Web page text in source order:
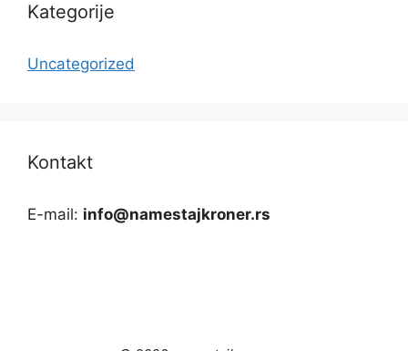
Kategorije
Uncategorized
Kontakt
E-mail: info@namestajkroner.rs